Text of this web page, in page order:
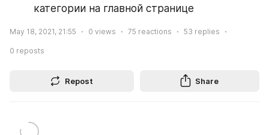
категории на главной странице
May 18, 2021, 21:55 0 views 75 reactions 53 replies
0 reposts
Repost Share